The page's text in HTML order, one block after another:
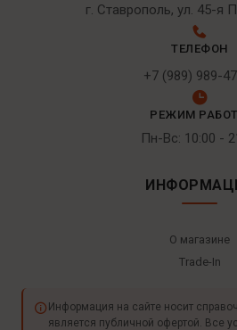
г. Ставрополь, ул. 45-я
ТЕЛЕФОН
+7 (989) 989-
РЕЖИМ
Пн-Вс: 10:00 -
О магазине
Trade-In
Информация на сайте носит
является публичной офертой. Все